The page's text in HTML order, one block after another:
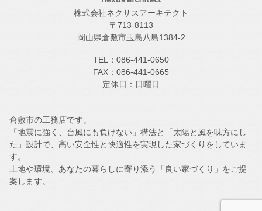
株式会社ネクサスアーキテクト
〒713-8113
岡山県倉敷市玉島八島1384-2
TEL：086-441-0650
FAX：086-441-0665
定休日：日曜日
倉敷市の工務店です。
「地震に強く、台風にも負けない」構法と「太陽と風を味方にし
た」設計で、高い安全性と快適性を実現した家づくりをしていま
す。
土地や環境、あなたの暮らしに寄り添う「良い家づくり」をご提
案します。